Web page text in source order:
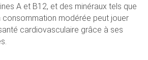
A et B12, et des minéraux tels que
consommation modérée peut jouer
cardiovasculaire grâce à ses